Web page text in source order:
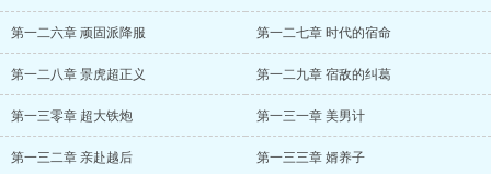
第一二六章 顽固派降服 第一二七章 时代的宿命
第一二八章 景虎超正义 第一二九章 宿敌的纠葛
第一三零章 超大铁炮 第一三一章 美男计
第一三二章 亲赴越后 第一三三章 婿养子